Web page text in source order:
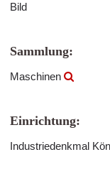
Bild
Sammlung:
Maschinen
Einrichtung:
Industriedenkmal